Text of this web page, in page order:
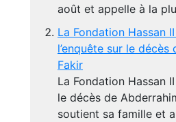
août et appelle à la
La Fondation Hassan
l’enquête sur le décès
Fakir
La Fondation Hassan
le décès de
soutient sa famille et